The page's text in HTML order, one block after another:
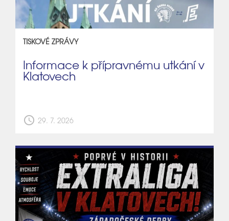
TISKOVÉ ZPRÁVY
Informace k přípravnému utkání v
Klatovech
schedule 29. 7. 2026